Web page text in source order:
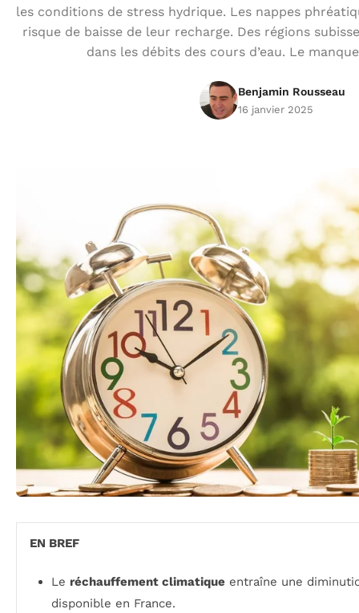
les conditions de stress hydrique. Les nappes
risque de baisse de leur recharge. Des régions
dans les débits des cours d’eau. Le
Benjamin Rousseau
16 janvier 2025
EN BREF
Le réchauffement climatique entraîne une
disponible en France.